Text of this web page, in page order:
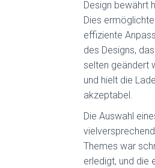
Design bewährt
Dies
effiziente
des Designs,
selten geändert
und hielt die
akzeptabel.
Die Auswahl
Themes war
erledigt, und die